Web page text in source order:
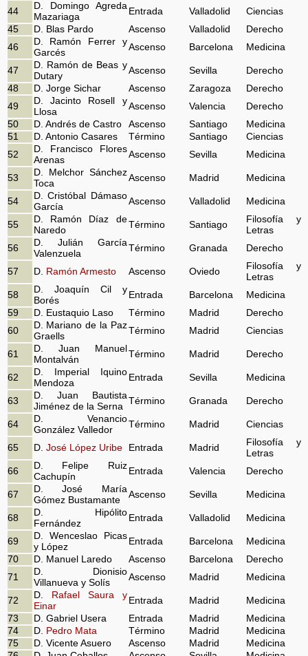
44
D. Domingo Agreda
Mazariaga
Entrada Valladolid
Ciencias
45
D. Blas Pardo Ascenso Valladolid
Derecho
46
D. Ramón Ferrer y
Garcés
Ascenso Barcelona Medicina
47
D. Ramón de Beas y
Dutary
Ascenso Sevilla
Derecho
48
D. Jorge Sichar Ascenso Zaragoza
Derecho
49
D. Jacinto Rosell y
Llosa
Ascenso Valencia
Derecho
50
D. Andrés de Castro Ascenso Santiago
Medicina
51
D. Antonio Casares Término Santiago
Ciencias
52
D. Francisco Flores
Arenas
Ascenso Sevilla Medicina
53
D. Melchor Sánchez
Toca
Ascenso Madrid Medicina
54
D. Cristóbal Dámaso
García
Ascenso Valladolid Medicina
55
D. Ramón Díaz de
Naredo
Término Santiago
Filosofía y
Letras
56
D. Julián García
Valenzuela
Término Granada Derecho
57 D. Ramón Armesto Ascenso Oviedo
Filosofía y
Letras
58
D. Joaquín Cil y
Borés
Entrada Barcelona
Medicina
59
D. Eustaquio Laso Término Madrid
Derecho
60
D. Mariano de la Paz
Graells
Término Madrid Ciencias
61
D. Juan Manuel
Montalván
Término Madrid Derecho
62
D. Imperial Iquino
Mendoza
Entrada Sevilla Medicina
63
D. Juan Bautista
Jiménez de la Serna
Término Granada Derecho
64
D. Venancio
González Valledor
Término Madrid Ciencias
65 D. José López Uribe Entrada Madrid
Filosofía y
Letras
66
D. Felipe Ruiz
Cachupín
Entrada Valencia Derecho
67
D. José María
Gómez Bustamante
Ascenso Sevilla Medicina
68
D. Hipólito
Fernández
Entrada Valladolid Medicina
69
D. Wenceslao Picas
y López
Entrada Barcelona
Medicina
70
D. Manuel Laredo Ascenso Barcelona
Derecho
71
D. Dionisio
Villanueva y Solís
Ascenso Madrid Medicina
72
D.
Rafael Saura y
Einar
Entrada Madrid
Medicina
73
D. Gabriel Usera Entrada Madrid
Medicina
74
D. Pedro Mata Término Madrid
Medicina
75
D. Vicente Asuero Ascenso Madrid
Medicina